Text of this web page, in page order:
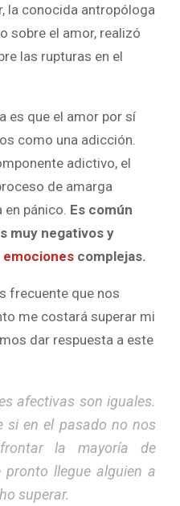
la conocida antropóloga
sobre el amor, realizó
las rupturas en el
es que el amor por sí
como una adicción.
adictivo, el
de amarga
pánico. Es común
muy negativos y
emociones complejas.
frecuente que nos
me costará superar mi
dar respuesta a este
afectivas son iguales.
si en el pasado no nos
la mayoría de
llegue alguien a
superar.